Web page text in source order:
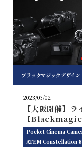
ブラックマジックデザイン
2023/03/02
【大阪開催】
【
Pocket Cinema
ATEM Constellation